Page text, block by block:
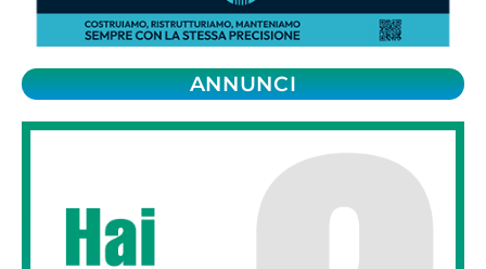
ANNUNCI